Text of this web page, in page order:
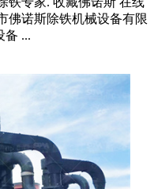
佛诺斯除铁机械设备有限
备 ...